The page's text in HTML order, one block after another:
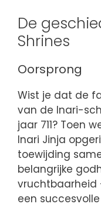
De
Shrines
Oorsprong
Wist je dat de
van de Inari-
jaar 711? Toen
Inari Jinja
toewijding
belangrijke
vruchtbaarheid
een